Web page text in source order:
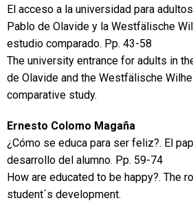
El acceso a la universidad para
Pablo de Olavide y la Westfälische
estudio comparado. Pp. 43-58
The university entrance for adults in
de Olavide and the Westfälische
comparative study.
Ernesto Colomo Magaña
¿Cómo se educa para ser feliz?. El
desarrollo del alumno. Pp. 59-74
How are educated to be happy?. The
student´s development.